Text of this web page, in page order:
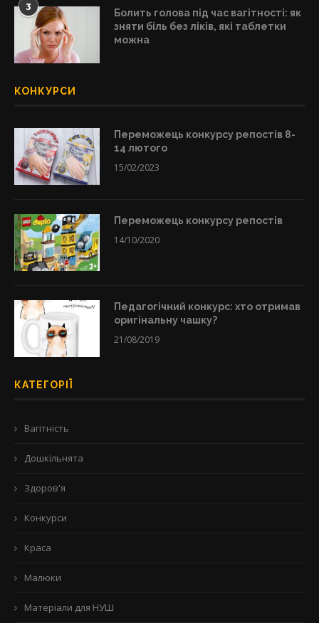
3
Болить голова під час вагітності: як
зняти біль без ліків, які таблетки
можна
КОНКУРСИ
Переможець конкурсу репостів 8-
14 лютого
15/02/2023
Переможець конкурсу репостів
14/10/2020
Педагогічний конкурс: хто отримав
оригінальну чашку?
21/08/2019
КАТЕГОРІЇ
Вагітність
Дошкільнята
Здоров'я
Конкурси
Краса
Малюки
Матеріали для НУШ